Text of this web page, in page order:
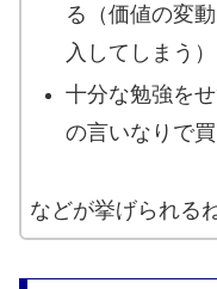
る（価値の変
入してしまう）
十分な勉強を
の言いなりで買
などが挙げられるね